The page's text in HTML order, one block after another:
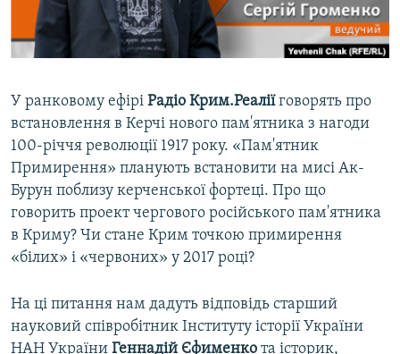
ВІДЕОУРОКИ «ELIFBE»
СВІДЧЕННЯ ОКУПАЦІЇ
ІНФОГРАФІКА
Русский
Qırımtatar
ДОЛУЧАЙСЯ!
Усі сайти RFE/RL
У ранковому ефірі Радіо Крим.Реаліїговорять про
встановлення в Керчі нового пам'ятника з нагоди
100-річчя революції 1917 року. «Пам'ятник
Примирення» планують встановити на мисі Ак-
Бурун поблизу керченської фортеці. Про що
говорить проект чергового російського пам'ятника
в Криму? Чи стане Крим точкою примирення
«білих» і «червоних» у 2017 році?
На ці питання нам дадуть відповідь старший
науковий співробітник Інституту історії України
НАН України Геннадій Єфименко та історик,